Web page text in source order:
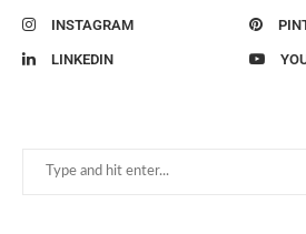
INSTAGRAM
LINKEDIN